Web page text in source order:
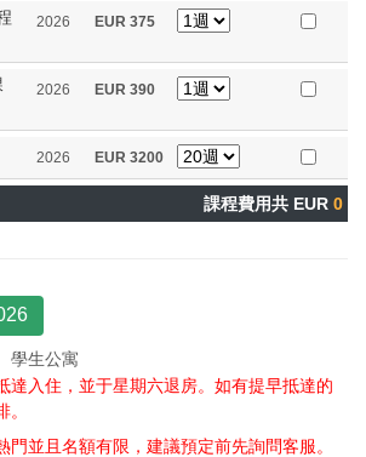
2026 EUR 375
2026 EUR 390
2026 EUR 3200
課程費用共 EUR 0
學生公寓
達入住，並于星期六退房。 如有提早抵達的
門並且名額有限，建議預定前先詢問客服。